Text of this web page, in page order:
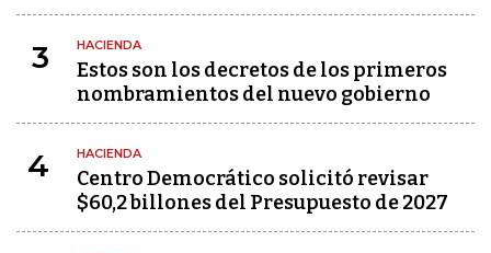
3 HACIENDA
Estos son los decretos de los primeros
nombramientos del nuevo gobierno
4 HACIENDA
Centro Democrático solicitó revisar
$60,2 billones del Presupuesto de 2027